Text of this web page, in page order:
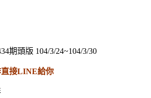
期頭版 104/3/24~104/3/30
接LINE給你